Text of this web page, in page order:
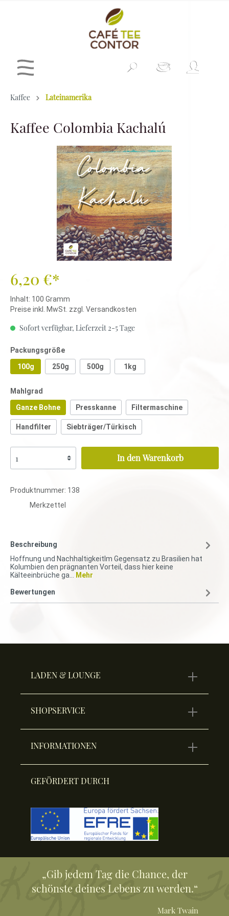
Kaffee Lateinamerika
Kaffee Colombia Kachalú
6,20 €*
Inhalt: 100 Gramm
Preise inkl. MwSt. zzgl. Versandkosten
Sofort verfügbar, Lieferzeit 2-5 Tage
Packungsgröße
100g
250g 500g 1kg
Mahlgrad
Ganze Bohne
Presskanne Filtermaschine
Handfilter Siebträger/Türkisch
In den Warenkorb
Produktnummer: 138
Merkzettel
Beschreibung
Hoffnung und NachhaltigkeitIm Gegensatz zu Brasilien hat
Kolumbien den prägnanten Vorteil, dass hier keine
Kälteeinbrüche ga…
Mehr
Bewertungen
LADEN & LOUNGE
GEFÖRDERT DURCH
SHOPSERVICE
INFORMATIONEN
„Gib jedem Tag die Chance, der
schönste deines Lebens zu werden.“
Mark Twain